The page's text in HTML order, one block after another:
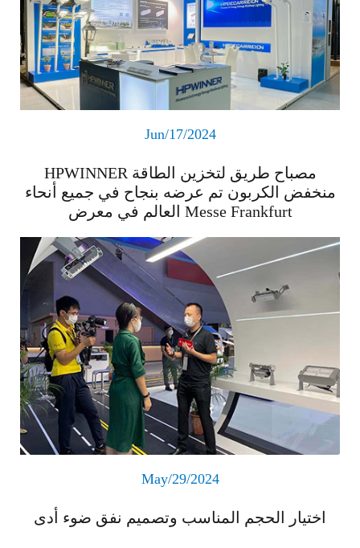
Jun/17/2024
HPWINNER مصباح طريق لتخزين الطاقة
منخفض الكربون تم عرضه بنجاح في جميع أنحاء
العالم في معرض Messe Frankfurtاقرأ المزيد
May/29/2024
اختيار الحجم المناسب وتصميم نفق ضوء أدى